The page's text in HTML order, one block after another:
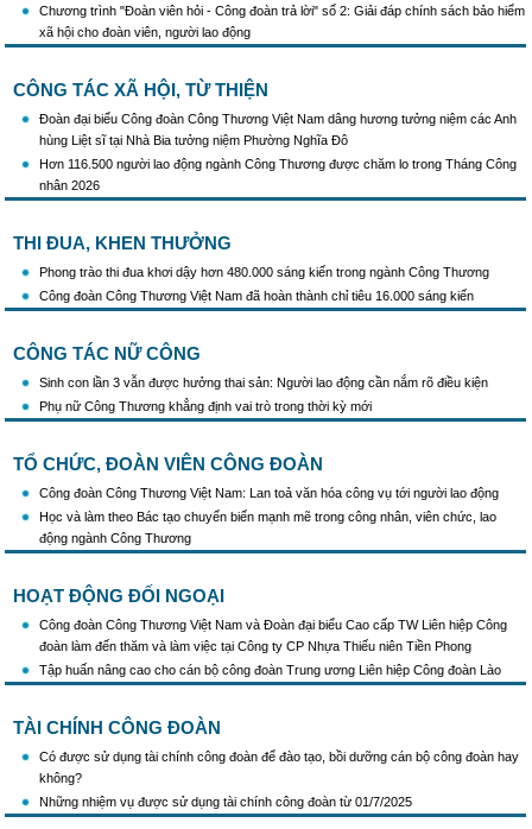
Khẩu hiệu tuyên truyền trong nhiệm kỳ Đại hội XIV của Đảng
Triển khai thực hiện Chỉ thị số 25/CT-TTg của Thủ tướng Chính phủ về tăng cường
trái phép thuốc lá trong tình hình mới
Chương trình "Đoàn viên hỏi - Công đoàn trả lời" số 2: Giải đáp chính sách bảo hiểm
xã hội cho đoàn viên, người lao động
CÔNG TÁC XÃ HỘI, TỪ THIỆN
Đoàn đại biểu Công đoàn Công Thương Việt Nam dâng hương tưởng niệm các Anh
hùng Liệt sĩ tại Nhà Bia tưởng niệm Phường Nghĩa Đô
Hơn 116.500 người lao động ngành Công Thương được chăm lo trong Tháng Công
nhân 2026
THI ĐUA, KHEN THƯỞNG
Phong trào thi đua khơi dậy hơn 480.000 sáng kiến trong ngành Công Thương
Công đoàn Công Thương Việt Nam đã hoàn thành chỉ tiêu 16.000 sáng kiến
CÔNG TÁC NỮ CÔNG
Sinh con lần 3 vẫn được hưởng thai sản: Người lao động cần nắm rõ điều kiện
Phụ nữ Công Thương khẳng định vai trò trong thời kỳ mới
TỔ CHỨC, ĐOÀN VIÊN CÔNG ĐOÀN
Công đoàn Công Thương Việt Nam: Lan toả văn hóa công vụ tới người lao động
Học và làm theo Bác tạo chuyển biến mạnh mẽ trong công nhân, viên chức, lao
động ngành Công Thương
HOẠT ĐỘNG ĐỐI NGOẠI
Công đoàn Công Thương Việt Nam và Đoàn đại biểu Cao cấp TW Liên hiệp Công
đoàn làm đến thăm và làm việc tại Công ty CP Nhựa Thiếu niên Tiền Phong
Tập huấn nâng cao cho cán bộ công đoàn Trung ương Liên hiệp Công đoàn Lào
TÀI CHÍNH CÔNG ĐOÀN
Có được sử dụng tài chính công đoàn để đào tạo, bồi dưỡng cán bộ công đoàn hay
không?
Những nhiệm vụ được sử dụng tài chính công đoàn từ 01/7/2025